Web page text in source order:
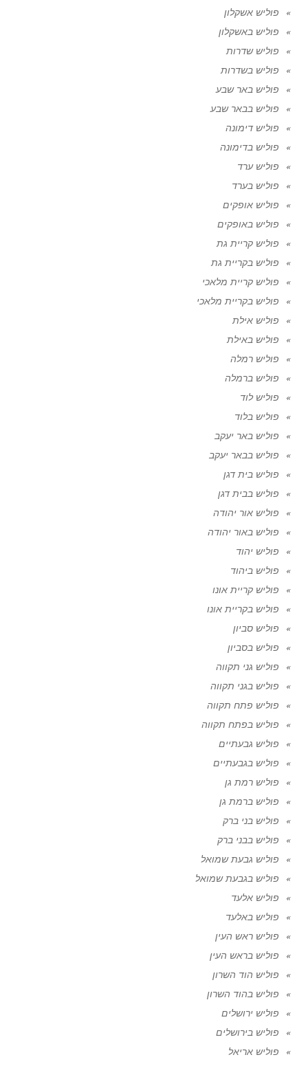
פוליש אשקלון
פוליש באשקלון
פוליש שדרות
פוליש בשדרות
פוליש באר שבע
פוליש בבאר שבע
פוליש דימונה
פוליש בדימונה
פוליש ערד
פוליש בערד
פוליש אופקים
פוליש באופקים
פוליש קריית גת
פוליש בקריית גת
פוליש קריית מלאכי
פוליש בקריית מלאכי
פוליש אילת
פוליש באילת
פוליש רמלה
פוליש ברמלה
פוליש לוד
פוליש בלוד
פוליש באר יעקב
פוליש בבאר יעקב
פוליש בית דגן
פוליש בבית דגן
פוליש אור יהודה
פוליש באור יהודה
פוליש יהוד
פוליש ביהוד
פוליש קריית אונו
פוליש בקריית אונו
פוליש סביון
פוליש בסביון
פוליש גני תקווה
פוליש בגני תקווה
פוליש פתח תקווה
פוליש בפתח תקווה
פוליש גבעתיים
פוליש בגבעתיים
פוליש רמת גן
פוליש ברמת גן
פוליש בני ברק
פוליש בבני ברק
פוליש גבעת שמואל
פוליש בגבעת שמואל
פוליש אלעד
פוליש באלעד
פוליש ראש העין
פוליש בראש העין
פוליש הוד השרון
פוליש בהוד השרון
פוליש ירושלים
פוליש בירושלים
פוליש אריאל